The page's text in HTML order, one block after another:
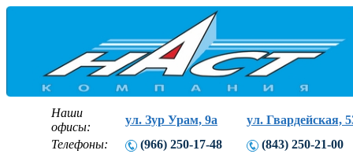
Наши
офисы:
ул. Зур Урам, 9а
ул. Гвардейская,
Телефоны:
(966) 250-17-48
(843) 250-21-00